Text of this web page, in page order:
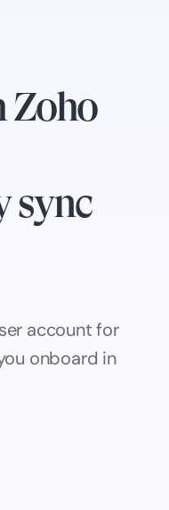
Zoho
sync
account for
onboard in